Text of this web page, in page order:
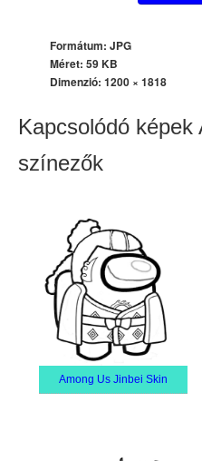
Formátum: JPG
Méret: 59 KB
Dimenzió: 1200 × 1818
Kapcsolódó képek
színezők
Among Us Jinbei Skin